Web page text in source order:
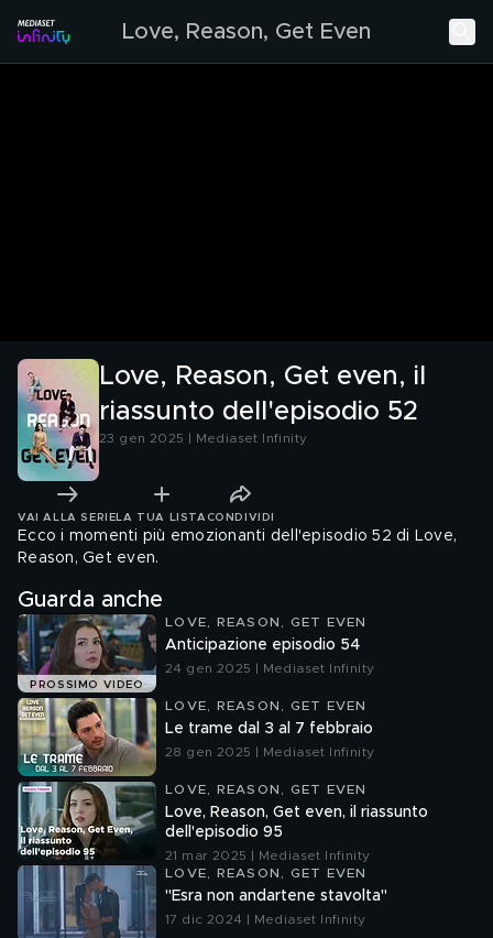
Love, Reason, Get Even
Love, Reason, Get even, il
riassunto dell'episodio 52
23 gen 2025 | Mediaset Infinity
VAI ALLA SERIE LA TUA LISTA CONDIVIDI
Ecco i momenti più emozionanti dell'episodio 52 di Love,
Reason, Get even.
Guarda anche
PROSSIMO VIDEO
LOVE, REASON, GET EVEN
Anticipazione episodio 54
24 gen 2025 | Mediaset Infinity
LOVE, REASON, GET EVEN
Le trame dal 3 al 7 febbraio
28 gen 2025 | Mediaset Infinity
LOVE, REASON, GET EVEN
Love, Reason, Get even, il riassunto
dell'episodio 95
21 mar 2025 | Mediaset Infinity
LOVE, REASON, GET EVEN
"Esra non andartene stavolta"
17 dic 2024 | Mediaset Infinity